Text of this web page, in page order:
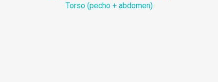
Torso (pecho + abdomen)